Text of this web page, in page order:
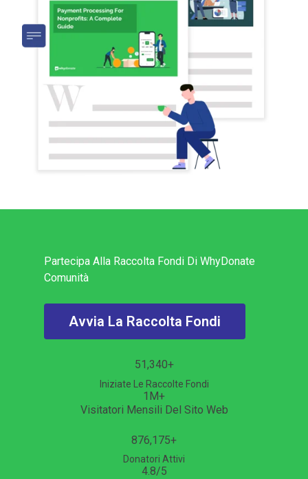
Partecipa Alla Raccolta Fondi Di WhyDonate
Comunità
Avvia La Raccolta Fondi
51,340+
Iniziate Le Raccolte Fondi
1 M+
Visitatori Mensili Del Sito Web
876,175+
Donatori Attivi
4.8/5